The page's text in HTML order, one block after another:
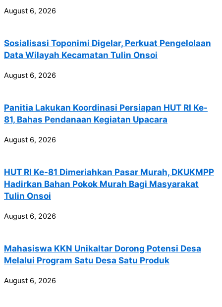
August 6, 2026
Sosialisasi Toponimi Digelar, Perkuat Pengelolaan
Data Wilayah Kecamatan Tulin Onsoi
August 6, 2026
Panitia Lakukan Koordinasi Persiapan HUT RI Ke-
81, Bahas Pendanaan Kegiatan Upacara
August 6, 2026
HUT RI Ke-81 Dimeriahkan Pasar Murah, DKUKMPP
Hadirkan Bahan Pokok Murah Bagi Masyarakat
Tulin Onsoi
August 6, 2026
Mahasiswa KKN Unikaltar Dorong Potensi Desa
Melalui Program Satu Desa Satu Produk
August 6, 2026